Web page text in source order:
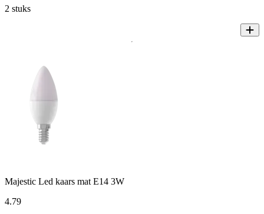
2 stuks
Majestic Led kaars mat E14 3W
4.79